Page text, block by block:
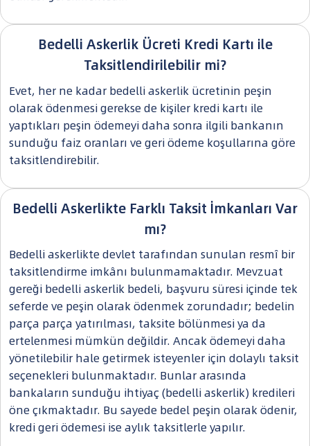
Bedelli Askerlik Ücreti Kredi Kartı ile
Taksitlendirilebilir mi?
Evet, her ne kadar bedelli askerlik ücretinin peşin
olarak ödenmesi gerekse de kişiler kredi kartı ile
yaptıkları peşin ödemeyi daha sonra ilgili bankanın
sunduğu faiz oranları ve geri ödeme koşullarına göre
taksitlendirebilir.
Bedelli Askerlikte Farklı Taksit İmkanları Var
mı?
Bedelli askerlikte devlet tarafından sunulan resmî bir
taksitlendirme imkânı bulunmamaktadır. Mevzuat
gereği bedelli askerlik bedeli, başvuru süresi içinde tek
seferde ve peşin olarak ödenmek zorundadır; bedelin
parça parça yatırılması, taksite bölünmesi ya da
ertelenmesi mümkün değildir. Ancak ödemeyi daha
yönetilebilir hale getirmek isteyenler için dolaylı taksit
seçenekleri bulunmaktadır. Bunlar arasında
bankaların sunduğu ihtiyaç (bedelli askerlik) kredileri
öne çıkmaktadır. Bu sayede bedel peşin olarak ödenir,
kredi geri ödemesi ise aylık taksitlerle yapılır.